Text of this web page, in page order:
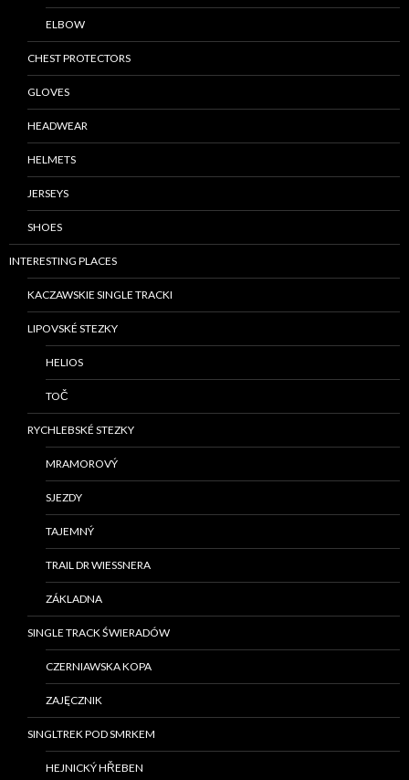
ELBOW
CHEST PROTECTORS
GLOVES
HEADWEAR
HELMETS
JERSEYS
SHOES
INTERESTING PLACES
KACZAWSKIE SINGLE TRACKI
LIPOVSKÉ STEZKY
HELIOS
TOČ
RYCHLEBSKÉ STEZKY
MRAMOROVÝ
SJEZDY
TAJEMNÝ
TRAIL DR WIESSNERA
ZÁKLADNA
SINGLE TRACK ŚWIERADÓW
CZERNIAWSKA KOPA
ZAJĘCZNIK
SINGLTREK POD SMRKEM
HEJNICKÝ HŘEBEN